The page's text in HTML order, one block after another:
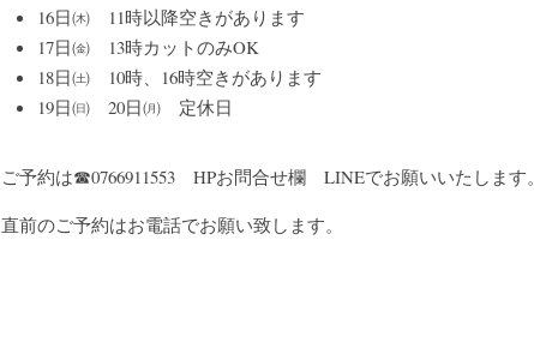
16日㈭　11時以降空きがあります
17日㈮　13時カットのみOK
18日㈯　10時、16時空きがあります
19日㈰　20日㈪　定休日
ご予約は☎0766911553　HPお問合せ欄　LINEでお願いいたします。
直前のご予約はお電話でお願い致します。